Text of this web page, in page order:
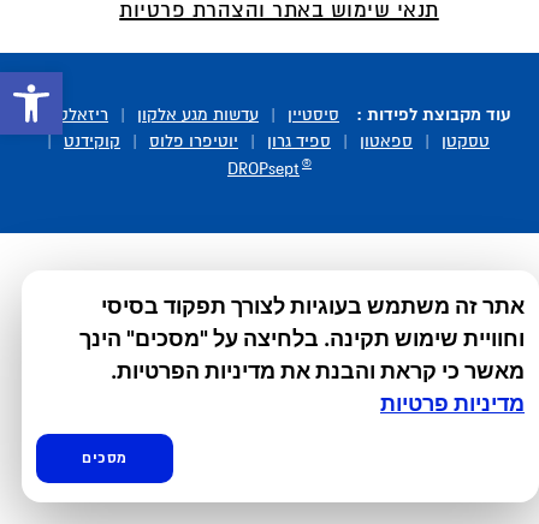
פתח
תנאי שימוש באתר והצהרת פרטיות
אתר זה משתמש בעוגיות לצורך תפקוד בסיסי
וחוויית שימוש תקינה. בלחיצה על "מסכים" הינך
מאשר כי קראת והבנת את מדיניות הפרטיות.
מדיניות פרטיות
מסכים
עוד מקבוצת לפידות : סיסטיין עדשות מגע אלקון ריזאלטס
|
טסקטן
ספאטון ספיד גרון יוטיפרו פלוס קוקידנט
DROPsept ®